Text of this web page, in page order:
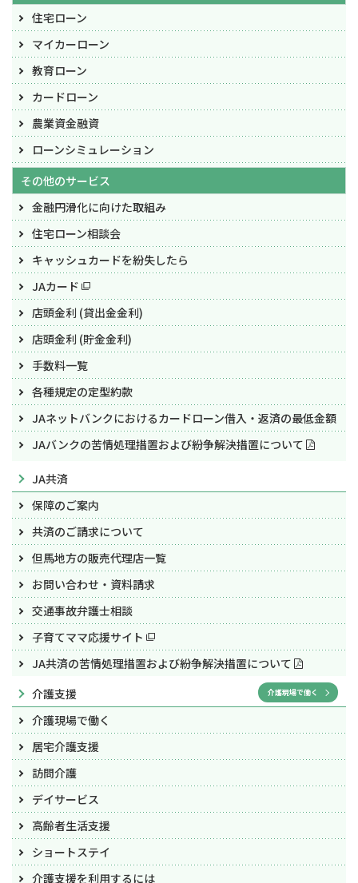
住宅ローン
マイカーローン
教育ローン
カードローン
農業資金融資
ローンシミュレーション
その他のサービス
金融円滑化に向けた取組み
住宅ローン相談会
キャッシュカードを紛失したら
JAカード
店頭金利 (貸出金金利)
店頭金利 (貯金金利)
手数料一覧
各種規定の定型約款
JAネットバンクにおけるカードローン借入・返済の最低金額
JAバンクの苦情処理措置および紛争解決措置について
JA共済
保障のご案内
共済のご請求について
但馬地方の販売代理店一覧
お問い合わせ・資料請求
交通事故弁護士相談
子育てママ応援サイト
JA共済の苦情処理措置および紛争解決措置について
介護支援
介護現場で働く
介護現場で働く
居宅介護支援
訪問介護
デイサービス
高齢者生活支援
ショートステイ
介護支援を利用するには